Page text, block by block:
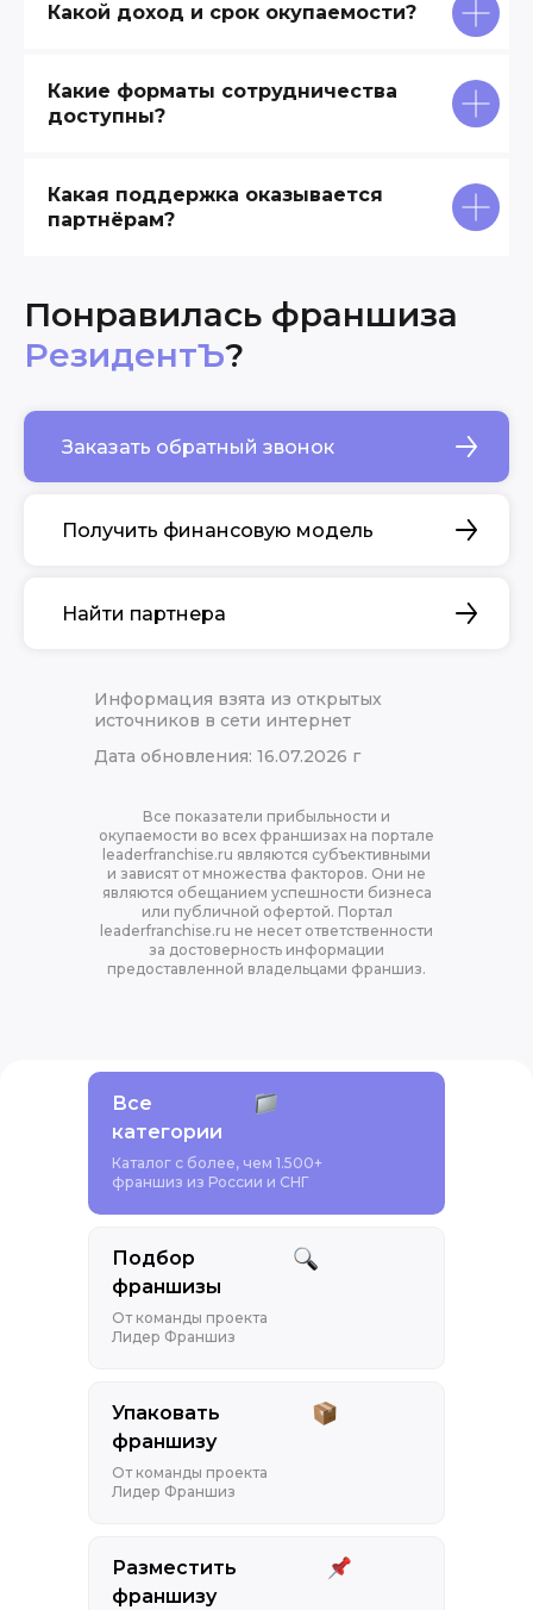
Какой доход и срок окупаемости?
Какие форматы сотрудничества
доступны?
Какая поддержка оказывается
партнёрам?
Понравилась франшиза
РезидентЪ?
Заказать обратный звонок
Получить финансовую модель
Найти партнера
Информация взята из открытых
источников в сети интернет
Дата обновления: 16.07.2026 г
Все показатели прибыльности и
окупаемости во всех франшизах на портале
leaderfranchise.ru являются субъективными
и зависят от множества факторов. Они не
являются обещанием успешности бизнеса
или публичной офертой. Портал
leaderfranchise.ru не несет ответственности
за достоверность информации
предоставленной владельцами франшиз.
Все
категории
Каталог с более, чем 1.500+
франшиз из России и СНГ
Подбор
франшизы
От команды проекта
Лидер Франшиз
Разместить
франшизу
Упаковать
франшизу
От команды проекта
Лидер Франшиз